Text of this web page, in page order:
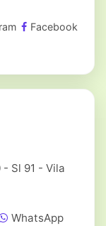
Facebook
- Sl 91 - Vila
WhatsApp